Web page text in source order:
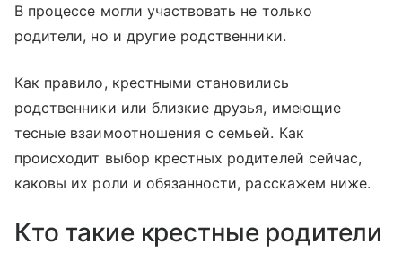
В процессе могли участвовать не только
родители, но и другие родственники.
Как правило, крестными становились
родственники или близкие друзья, имеющие
тесные взаимоотношения с семьей. Как
происходит выбор крестных родителей сейчас,
каковы их роли и обязанности, расскажем ниже.
Кто такие крестные родители